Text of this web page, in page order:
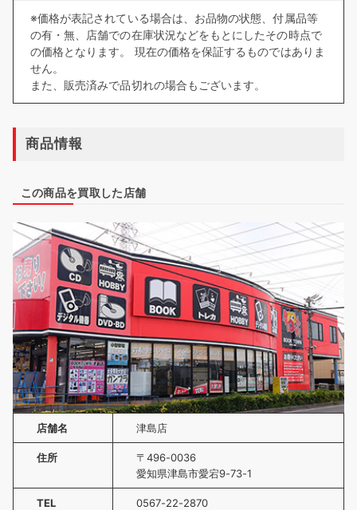
※価格が表記されている場合は、お品物の状態、付属品等
の有・無、店舗での在庫状況などをもとにしたその時点で
の価格となります。 現在の価格を保証するものではありま
せん。
また、販売済みで品切れの場合もございます。
商品情報
この商品を買取した店舗
店舗名 津島店
住所
〒496-0036
愛知県津島市愛宕9-73-1
TEL 0567-22-2870